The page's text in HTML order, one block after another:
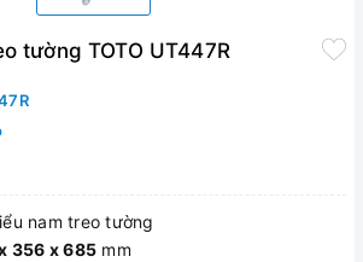
tường TOTO UT447R
nam treo tường
356 x 685 mm